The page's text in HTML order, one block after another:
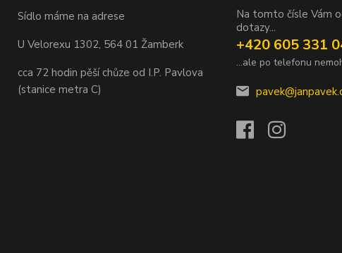
Sídlo máme na adrese
U Velorexu 1302, 564 01 Žamberk
cca 72 hodin pěší chůze od I.P. Pavlova
(stanice metra C)
Na tomto čísle Vám
dotazy...
+420 605 331
...ale po telefonu